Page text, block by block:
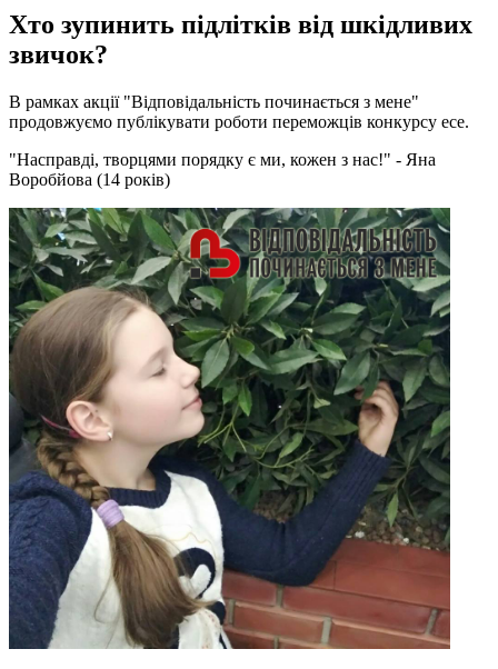
Хто зупинить підлітків від шкідливих
звичок?
В рамках акції "Відповідальність починається з мене"
продовжуємо публікувати роботи переможців конкурсу есе.
"Насправді, творцями порядку є ми, кожен з нас!" - Яна
Воробйова (14 років)